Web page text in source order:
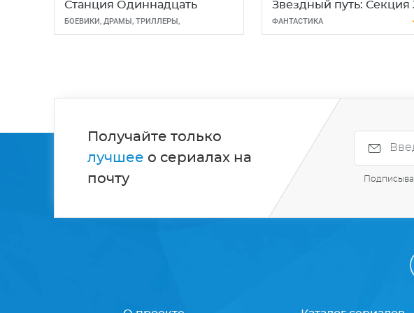
Станция Одиннадцать
БОЕВИКИ, ДРАМЫ, ТРИЛЛЕРЫ,
ФАНТАСТИКА
Звездный путь: Секция
ФАНТАСТИКА
Получайте только
лучшее о сериалах на
почту